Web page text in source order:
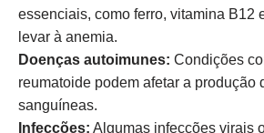
essenciais, como ferro, vitamina B12
levar à anemia.
Doenças autoimunes: Condições
reumatoide podem afetar a produção
sanguíneas.
Infecções: Algumas infecções virais